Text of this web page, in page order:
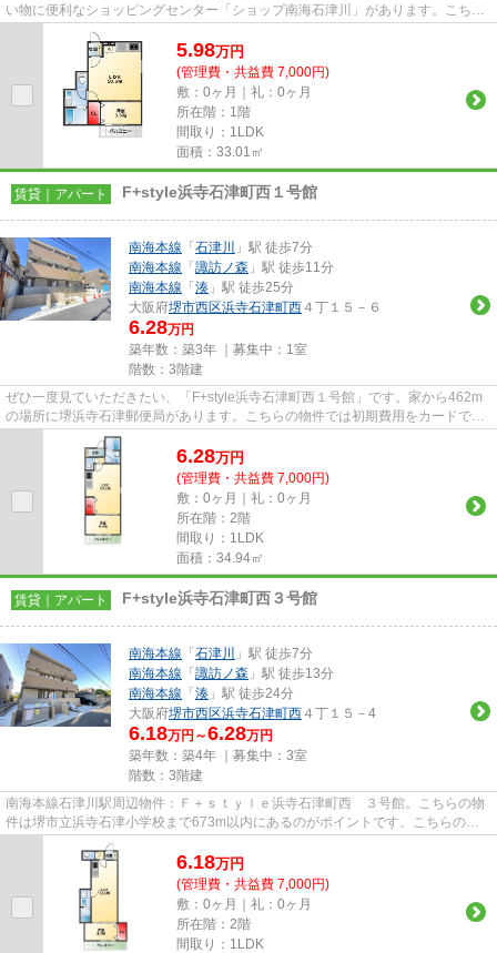
い物に便利なショッピングセンター「ショップ南海石津川」があります。こちら
の物件には自走式駐車場があ...
5.98万円
(管理費・共益費 7,000円)
敷：0ヶ月｜礼：0ヶ月
所在階：1階
間取り：1LDK
面積：33.01㎡
賃貸｜アパート F+style浜寺石津町西１号館
南海本線 「 石津川
」駅 徒歩7分
南海本線 「 諏訪ノ森 」駅 徒歩11分
南海本線 「 湊 」駅 徒歩25分
大阪府堺市西区浜寺石津町西 ４丁１５－６
6.28万円
築年数：築3年 ｜募集中： 1室
階数：3階建
ぜひ一度見ていただきたい、「F+style浜寺石津町西１号館」です。家から462m
の場所に堺浜寺石津郵便局があります。こちらの物件では初期費用をカードでお
支払いいただけます。こちらの...
6.28万円
(管理費・共益費 7,000円)
敷：0ヶ月｜礼：0ヶ月
所在階：2階
間取り：1LDK
面積：34.94㎡
賃貸｜アパート F+style浜寺石津町西３号館
南海本線 「 石津川
」駅 徒歩7分
南海本線 「 諏訪ノ森 」駅 徒歩13分
南海本線 「 湊 」駅 徒歩24分
大阪府堺市西区浜寺石津町西 ４丁１５－4
6.18万円～6.28万円
築年数：築4年 ｜募集中： 3室
階数：3階建
南海本線石津川駅周辺物件：Ｆ＋ｓｔｙｌｅ浜寺石津町西 ３号館。こちらの物
件は堺市立浜寺石津小学校まで673m以内にあるのがポイントです。こちらの物
件はアパートです。こちらのア...
6.18万円
(管理費・共益費 7,000円)
敷：0ヶ月｜礼：0ヶ月
所在階：2階
間取り：1LDK